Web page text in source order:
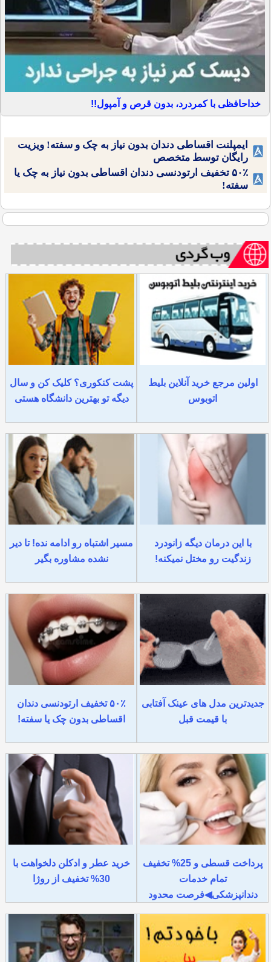
خداحافظی با کمردرد، بدون قرص و آمپول!!
ایمپلنت اقساطی دندان بدون نیاز به چک و سفته! ویزیت
رایگان توسط متخصص
۵۰٪ تخفیف ارتودنسی دندان اقساطی بدون نیاز به چک یا
سفته!
اولین مرجع خرید آنلاین بلیط
اتوبوس
پشت کنکوری؟ کلیک کن و سال
دیگه تو بهترین دانشگاه هستی
با این درمان دیگه زانودرد
زندگیت رو مختل نمیکنه!
مسیر اشتباه رو ادامه نده! تا دیر
نشده مشاوره بگیر
جدیدترین مدل های عینک آفتابی
با قیمت قبل
۵۰٪ تخفیف ارتودنسی دندان
اقساطی بدون چک یا سفته!
پرداخت قسطی و 25% تخفیف
تمام خدمات
دندانپزشکی◀فرصت محدود
خرید عطر و ادکلن دلخواهت با
30% تخفیف از روژا